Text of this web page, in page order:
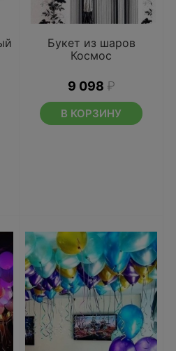
Букет из шаров
Космос
9 098 ₽
В КОРЗИНУ